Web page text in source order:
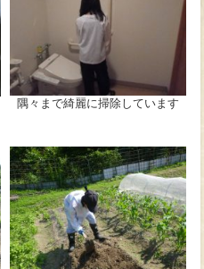
隅々まで綺麗に掃除しています